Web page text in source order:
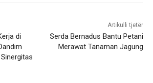
di
Artikulli tjetër
Serda Bernadus Bantu Petani
Merawat Tanaman Jagung